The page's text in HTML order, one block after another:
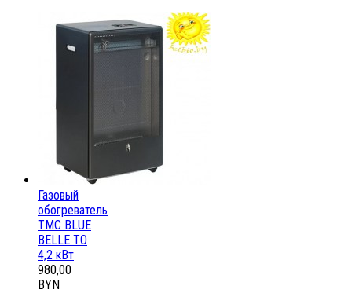
Газовый
обогреватель
ТМС BLUE
BELLE ТО
4,2 кВт
980,00
BYN